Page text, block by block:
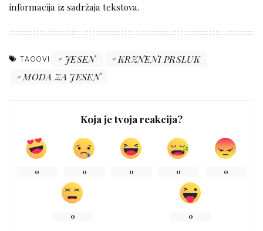
informacija iz sadržaja tekstova.
TAGOVI JESEN
KRZNENI PRSLUK
MODA ZA JESEN
Koja je tvoja reakcija?
0 0 0 0 0
0 0